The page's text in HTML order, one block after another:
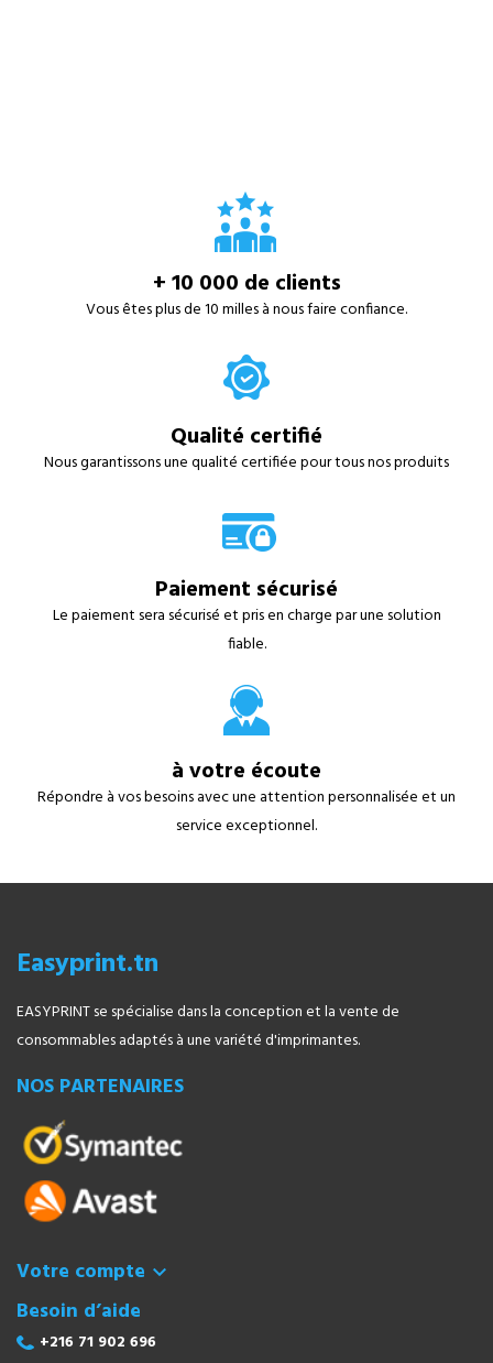
+ 10 000 de clients
Vous êtes plus de 10 milles à nous faire confiance.
Qualité certifié
Nous garantissons une qualité certifiée pour tous nos produits
Paiement sécurisé
Le paiement sera sécurisé et pris en charge par une solution
fiable.
à votre écoute
Répondre à vos besoins avec une attention personnalisée et un
service exceptionnel.
Easyprint.tn
EASYPRINT se spécialise dans la conception et la vente de
consommables adaptés à une variété d'imprimantes.
NOS PARTENAIRES
Votre compte 
Besoin d’aide
+216 71 902 696